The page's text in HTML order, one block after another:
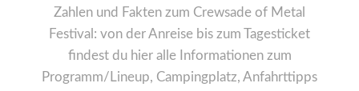
Zahlen und Fakten zum Crewsade of Metal
Festival: von der Anreise bis zum Tagesticket
findest du hier alle Informationen zum
Programm/Lineup, Campingplatz, Anfahrttipps